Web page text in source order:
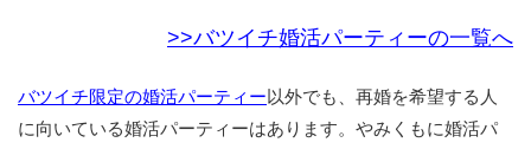
>>バツイチ婚活パーティーの一覧へ
バツイチ限定の婚活パーティー以外でも、再婚を希望する人
に向いている婚活パーティーはあります。やみくもに婚活パ